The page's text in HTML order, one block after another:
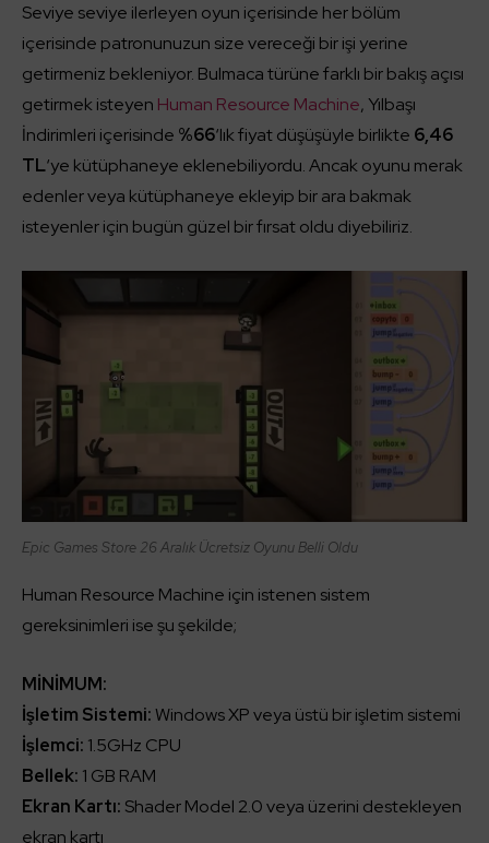
Seviye seviye ilerleyen oyun içerisinde her bölüm
içerisinde patronunuzun size vereceği bir işi yerine
getirmeniz bekleniyor. Bulmaca türüne farklı bir bakış açısı
getirmek isteyen Human Resource Machine, Yılbaşı
İndirimleri içerisinde %66‘lık fiyat düşüşüyle birlikte 6,46
TL‘ye kütüphaneye eklenebiliyordu. Ancak oyunu merak
edenler veya kütüphaneye ekleyip bir ara bakmak
isteyenler için bugün güzel bir fırsat oldu diyebiliriz.
Epic Games Store 26 Aralık Ücretsiz Oyunu Belli Oldu
Human Resource Machine için istenen sistem
gereksinimleri ise şu şekilde;
MİNİMUM:
İşletim Sistemi:Windows XP veya üstü bir işletim sistemi
İşlemci: 1.5GHz CPU
Bellek: 1 GB RAM
Ekran Kartı: Shader Model 2.0 veya üzerini destekleyen
ekran kartı